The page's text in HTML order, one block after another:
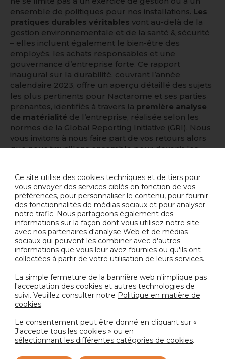
ensemble de politiques pour nos installations. Les
pratiques durables véritables vont au-delà de la
gestion environnementale et de la santé & sécurité
– elles incluent également le bien-être des
employés, les achats responsables et une
gouvernance d’entreprise forte. Ce rapport
inaugural sur la durabilité, couvrant l’année
calendaire 2023, offre un aperçu détaillé des sujets
les plus pertinents pour Nactarome et ses parties
prenantes, identifiés à travers la première analyse
de matérialité de l’entreprise, réalisée selon les
normes de la Global Reporting Initiative (GRI). Nous
vous invitons à nous faire part de vos retours alors
que nous travaillons ensemble pour devenir les
RETOUR AUX ACTUALITÉS
PRÉCÉDENTE SUIVANTE
En quoi pouvons-nous vous
aider ?
Contactez notre équipe ci-dessous et nous vous
mettrons en relation avec l’expert approprié.
Ce site utilise des cookies techniques et de tiers pour
vous envoyer des services ciblés en fonction de vos
préférences, pour personnaliser le contenu, pour fournir
des fonctionnalités de médias sociaux et pour analyser
notre trafic. Nous partageons également des
informations sur la façon dont vous utilisez notre site
avec nos partenaires d'analyse Web et de médias
sociaux qui peuvent les combiner avec d'autres
informations que vous leur avez fournies ou qu'ils ont
collectées à partir de votre utilisation de leurs services.
La simple fermeture de la bannière web n'implique pas
l'acceptation des cookies et autres technologies de
suivi. Veuillez consulter notre Politique en matière de
cookies.
Le consentement peut être donné en cliquant sur «
J'accepte tous les cookies » ou en
sélectionnant les différentes catégories de cookies.